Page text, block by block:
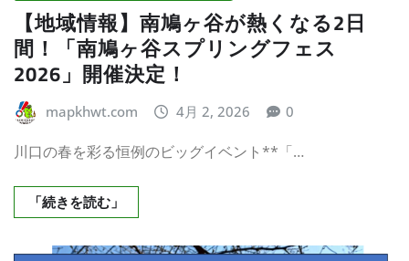
【地域情報】南鳩ヶ谷が熱くなる2日
間！「南鳩ヶ谷スプリングフェス
2026」開催決定！
mapkhwt.com 4月 2, 2026 0
川口の春を彩る恒例のビッグイベント**「…
「続きを読む」